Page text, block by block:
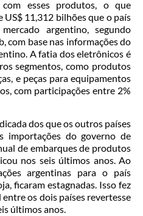
esses produtos, o que
11,312 bilhões que o país
argentino, segundo
com base nas informações do
A fatia dos eletrônicos é
segmentos, como produtos
e peças para equipamentos
com participações entre 2%
dos que os outros países
importações do governo de
de embarques de produtos
nos seis últimos anos. Ao
argentinas para o país
ficaram estagnadas. Isso fez
os dois países revertesse
últimos anos.